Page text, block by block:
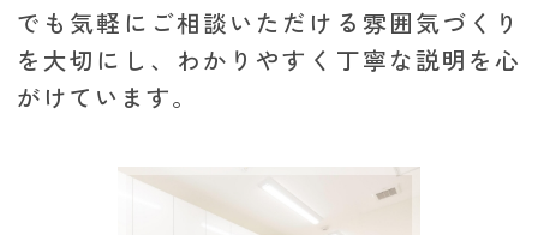
でも気軽にご相談いただける雰囲気づくり
を大切にし、わかりやすく丁寧な説明を心
がけています。